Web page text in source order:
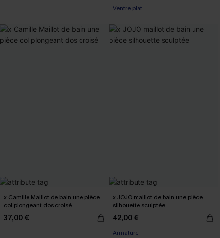
Ventre plat
x Camille Maillot de bain une pièce
col plongeant dos croisé
37,00 €
x JOJO maillot de bain une pièce
silhouette sculptée
42,00 €
Armature